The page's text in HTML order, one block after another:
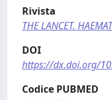
Rivista
THE LANCET.
DOI
https://dx.doi.org/
Codice PUBMED